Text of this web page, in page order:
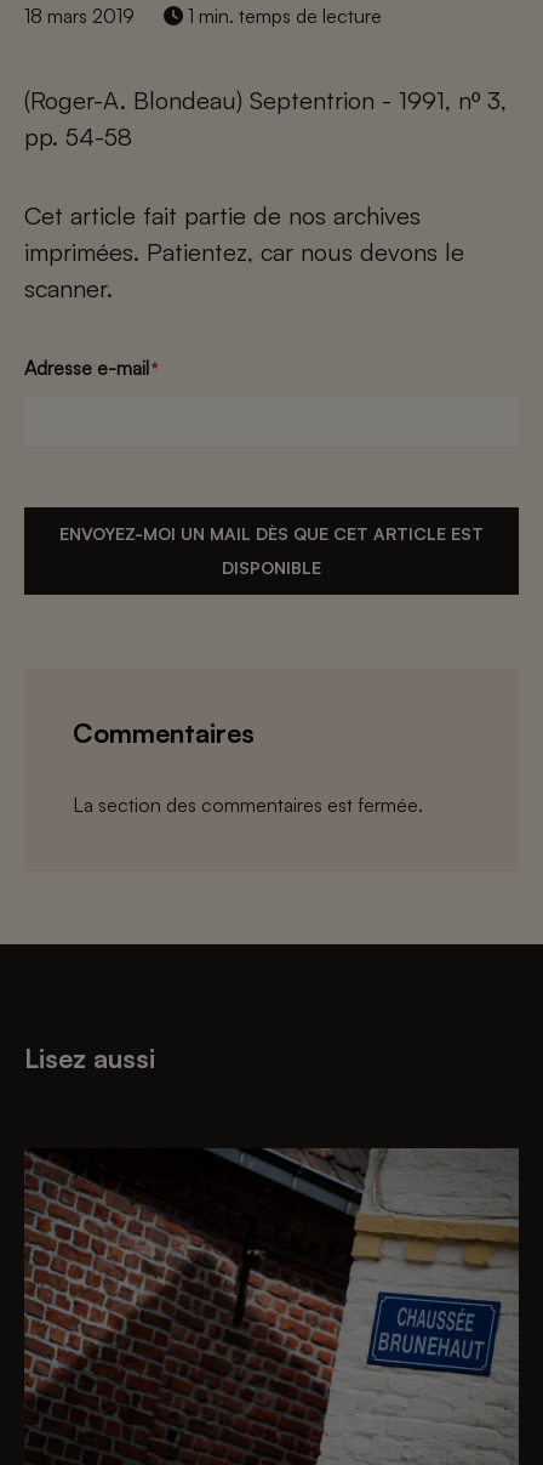
18 mars 2019 1 min. temps de lecture
(Roger-A. Blondeau) Septentrion - 1991, nº 3,
pp. 54-58
Cet article fait partie de nos archives
imprimées. Patientez, car nous devons le
scanner.
Adresse e-mail*
ENVOYEZ-MOI UN MAIL DÈS QUE CET ARTICLE EST
DISPONIBLE
Commentaires
La section des commentaires est fermée.
Lisez aussi